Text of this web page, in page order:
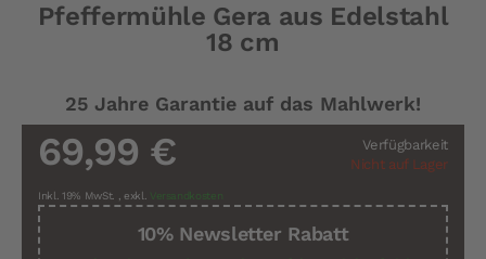
Bildergalerie
Pfeffermühle Gera aus Edelstahl
18 cm
25 Jahre Garantie auf das Mahlwerk!
Verfügbarkeit
Nicht auf Lager
69,99 €
Inkl. 19% MwSt. , exkl. Versandkosten
10% Newsletter Rabatt